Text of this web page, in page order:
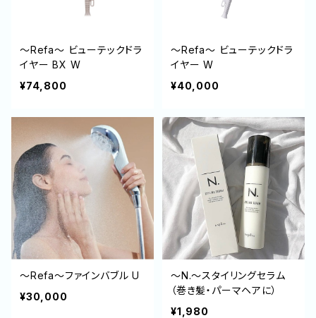
～Refa～ ビューテックドラ
イヤー BX W
¥74,800
～Refa～ ビューテックドラ
イヤー W
¥40,000
～Refa～ファインバブル U
¥30,000
～N.～スタイリングセラム
（巻き髪・パーマヘアに）
¥1,980